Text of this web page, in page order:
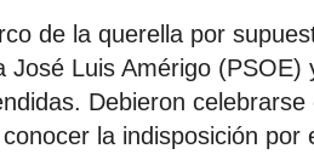
de la querella por
Luis Amérigo (PSOE)
Debieron celebrarse
la indisposición por